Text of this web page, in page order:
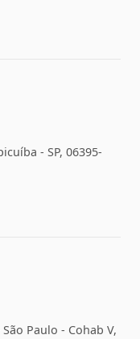
- SP, 06395-
Paulo - Cohab V,